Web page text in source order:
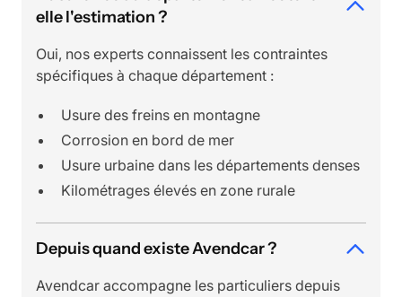
elle l'estimation ?
Oui, nos experts connaissent les contraintes
spécifiques à chaque département :
Usure des freins en montagne
Corrosion en bord de mer
Usure urbaine dans les départements denses
Kilométrages élevés en zone rurale
Depuis quand existe Avendcar ?
Avendcar accompagne les particuliers depuis